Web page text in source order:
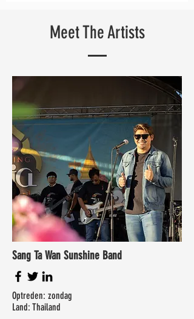
Meet The Artists
Sang Ta Wan Sunshine Band
Optreden: zondag
Land: Thailand